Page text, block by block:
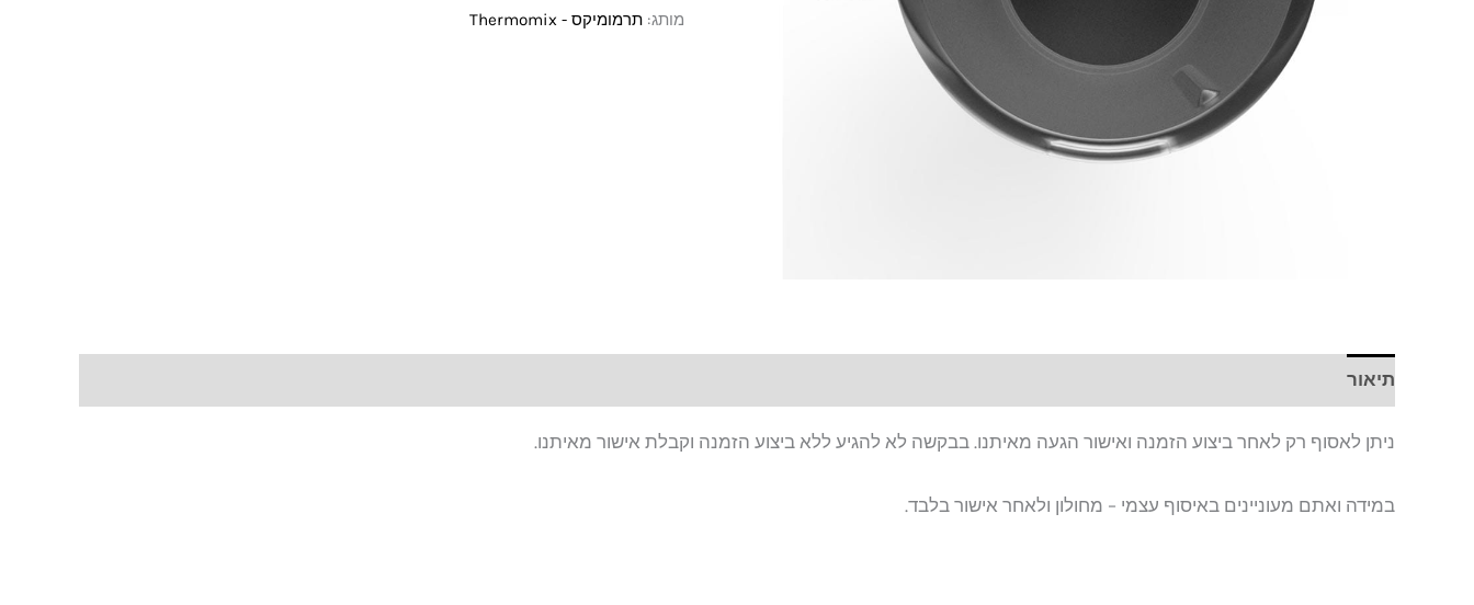
מותג: תרמומיקס - Thermomix
תיאור
ניתן לאסוף רק לאחר ביצוע הזמנה ואישור הגעה מאיתנו. בבקשה לא להגיע ללא ביצוע הזמנה וקבלת אישור מאיתנו.
במידה ואתם מעוניינים באיסוף עצמי – מחולון ולאחר אישור בלבד.